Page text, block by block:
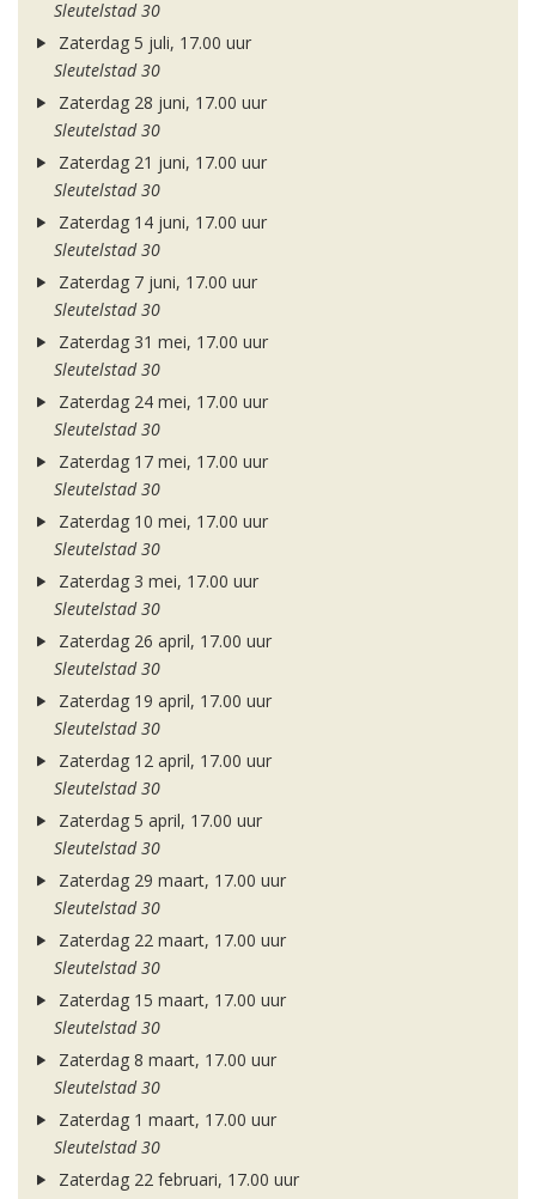
Sleutelstad 30
Zaterdag 5 juli, 17.00 uur
Sleutelstad 30
Zaterdag 28 juni, 17.00 uur
Sleutelstad 30
Zaterdag 21 juni, 17.00 uur
Sleutelstad 30
Zaterdag 14 juni, 17.00 uur
Sleutelstad 30
Zaterdag 7 juni, 17.00 uur
Sleutelstad 30
Zaterdag 31 mei, 17.00 uur
Sleutelstad 30
Zaterdag 24 mei, 17.00 uur
Sleutelstad 30
Zaterdag 17 mei, 17.00 uur
Sleutelstad 30
Zaterdag 10 mei, 17.00 uur
Sleutelstad 30
Zaterdag 3 mei, 17.00 uur
Sleutelstad 30
Zaterdag 26 april, 17.00 uur
Sleutelstad 30
Zaterdag 19 april, 17.00 uur
Sleutelstad 30
Zaterdag 12 april, 17.00 uur
Sleutelstad 30
Zaterdag 5 april, 17.00 uur
Sleutelstad 30
Zaterdag 29 maart, 17.00 uur
Sleutelstad 30
Zaterdag 22 maart, 17.00 uur
Sleutelstad 30
Zaterdag 15 maart, 17.00 uur
Sleutelstad 30
Zaterdag 8 maart, 17.00 uur
Sleutelstad 30
Zaterdag 1 maart, 17.00 uur
Sleutelstad 30
Zaterdag 22 februari, 17.00 uur